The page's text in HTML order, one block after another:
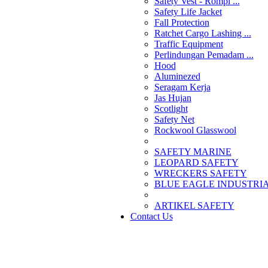
Safety Life Jacket
Fall Protection
Ratchet Cargo Lashing ...
Traffic Equipment
Perlindungan Pemadam ...
Hood
Aluminezed
Seragam Kerja
Jas Hujan
Scotlight
Safety Net
Rockwool Glasswool
SAFETY MARINE
LEOPARD SAFETY
WRECKERS SAFETY
BLUE EAGLE
­ARTIKEL SAFETY
Contact Us